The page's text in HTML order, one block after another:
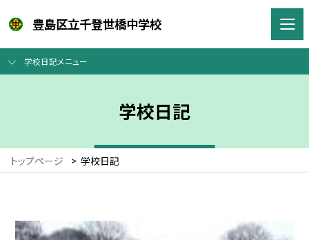
豊島区立千登世橋中学校
学校日記メニュー
学校日記
トップページ > 学校日記